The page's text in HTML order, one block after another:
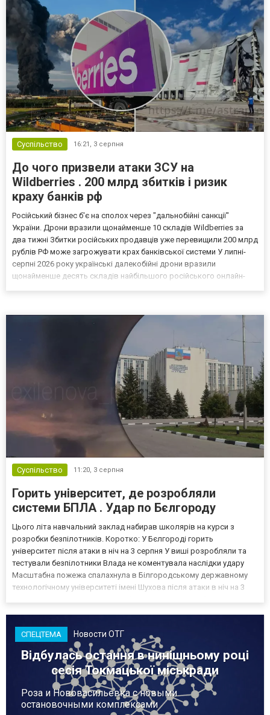
Суспільство 16:21, 3 серпня
До чого призвели атаки ЗСУ на
Wildberries . 200 млрд збитків і ризик
краху банків рф
Російський бізнес б'є на сполох через "дальнобійні санкції"
України. Дрони вразили щонайменше 10 складів Wildberries за
два тижні Збитки російських продавців уже перевищили 200 млрд
рублів РФ може загрожувати крах банківської системи У липні-
серпні 2026 року українські далекобійні дрони вразили
щонайменше десять складів найбільшого російського онлайн-
Суспільство 11:20, 3 серпня
Горить університет, де розробляли
системи БПЛА . Удар по Бєлгороду
Цього літа навчальний заклад набирав школярів на курси з
розробки безпілотників. Коротко: У Бєлгороді горить
університет після атаки в ніч на 3 серпня У виші розробляли та
тестували безпілотники Влада не коментувала наслідки удару
Масштабна пожежа спалахнула в Білгородському державному
технологічному університеті імені Шухова після атаки в ніч на 3
СПЕЦТЕМА Новости ОТГ
Відбулась остання в нинішньому році
сесія Токмацької міськради
Роза и Нововасильевка с новыми
остановочными комплексами